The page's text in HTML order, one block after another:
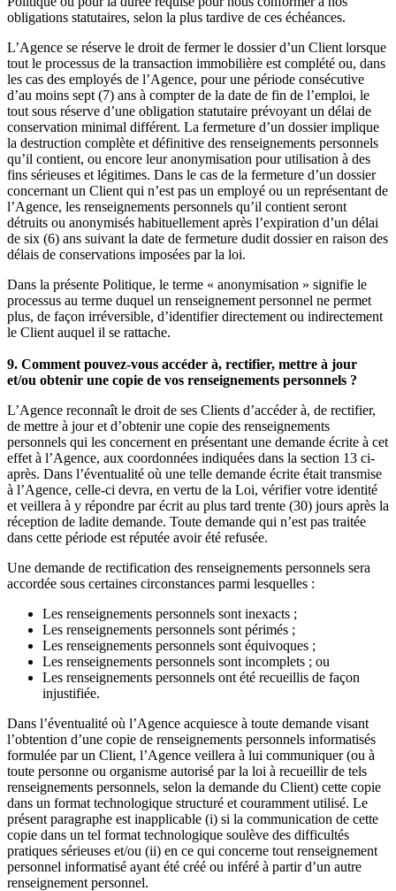
obligations statutaires, selon la plus tardive de ces échéances.
L’Agence se réserve le droit de fermer le dossier d’un Client lorsque
tout le processus de la transaction immobilière est complété ou, dans
les cas des employés de l’Agence, pour une période consécutive
d’au moins sept (7) ans à compter de la date de fin de l’emploi, le
tout sous réserve d’une obligation statutaire prévoyant un délai de
conservation minimal différent. La fermeture d’un dossier implique
la destruction complète et définitive des renseignements personnels
qu’il contient, ou encore leur anonymisation pour utilisation à des
fins sérieuses et légitimes. Dans le cas de la fermeture d’un dossier
concernant un Client qui n’est pas un employé ou un représentant de
l’Agence, les renseignements personnels qu’il contient seront
détruits ou anonymisés habituellement après l’expiration d’un délai
de six (6) ans suivant la date de fermeture dudit dossier en raison des
délais de conservations imposées par la loi.
Dans la présente Politique, le terme « anonymisation » signifie le
processus au terme duquel un renseignement personnel ne permet
plus, de façon irréversible, d’identifier directement ou indirectement
le Client auquel il se rattache.
9. Comment pouvez-vous accéder à, rectifier, mettre à jour
et/ou obtenir une copie de vos renseignements personnels ?
L’Agence reconnaît le droit de ses Clients d’accéder à, de rectifier,
de mettre à jour et d’obtenir une copie des renseignements
personnels qui les concernent en présentant une demande écrite à cet
effet à l’Agence, aux coordonnées indiquées dans la section 13 ci-
après. Dans l’éventualité où une telle demande écrite était transmise
à l’Agence, celle-ci devra, en vertu de la Loi, vérifier votre identité
et veillera à y répondre par écrit au plus tard trente (30) jours après la
réception de ladite demande. Toute demande qui n’est pas traitée
dans cette période est réputée avoir été refusée.
Une demande de rectification des renseignements personnels sera
accordée sous certaines circonstances parmi lesquelles :
Les renseignements personnels sont inexacts ;
Les renseignements personnels sont périmés ;
Les renseignements personnels sont équivoques ;
Les renseignements personnels sont incomplets ; ou
Les renseignements personnels ont été recueillis de façon
injustifiée.
Dans l’éventualité où l’Agence acquiesce à toute demande visant
l’obtention d’une copie de renseignements personnels informatisés
formulée par un Client, l’Agence veillera à lui communiquer (ou à
toute personne ou organisme autorisé par la loi à recueillir de tels
renseignements personnels, selon la demande du Client) cette copie
dans un format technologique structuré et couramment utilisé. Le
présent paragraphe est inapplicable (i) si la communication de cette
copie dans un tel format technologique soulève des difficultés
pratiques sérieuses et/ou (ii) en ce qui concerne tout renseignement
personnel informatisé ayant été créé ou inféré à partir d’un autre
renseignement personnel.